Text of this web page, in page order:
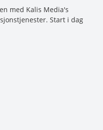
med Kalis Media's
Start i dag